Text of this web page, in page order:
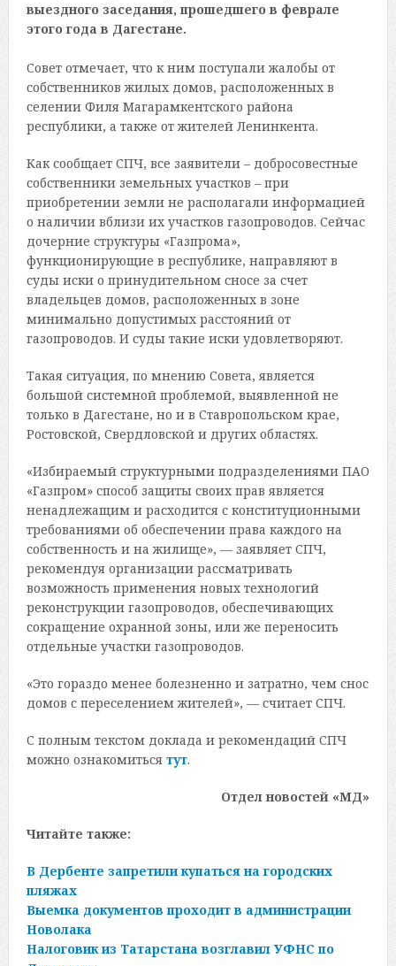
выездного заседания, прошедшего в феврале
этого года в Дагестане.
Совет отмечает, что к ним поступали жалобы от
собственников жилых домов, расположенных в
селении Филя Магарамкентского района
республики, а также от жителей Ленинкента.
Как сообщает СПЧ, все заявители – добросовестные
собственники земельных участков – при
приобретении земли не располагали информацией
о наличии вблизи их участков газопроводов. Сейчас
дочерние структуры «Газпрома»,
функционирующие в республике, направляют в
суды иски о принудительном сносе за счет
владельцев домов, расположенных в зоне
минимально допустимых расстояний от
газопроводов. И суды такие иски удовлетворяют.
Такая ситуация, по мнению Совета, является
большой системной проблемой, выявленной не
только в Дагестане, но и в Ставропольском крае,
Ростовской, Свердловской и других областях.
«Избираемый структурными подразделениями ПАО
«Газпром» способ защиты своих прав является
ненадлежащим и расходится с конституционными
требованиями об обеспечении права каждого на
собственность и на жилище», — заявляет СПЧ,
рекомендуя организации рассматривать
возможность применения новых технологий
реконструкции газопроводов, обеспечивающих
сокращение охранной зоны, или же переносить
отдельные участки газопроводов.
«Это гораздо менее болезненно и затратно, чем снос
домов с переселением жителей», — считает СПЧ.
С полным текстом доклада и рекомендаций СПЧ
можно ознакомиться тут.
Отдел новостей «МД»
Читайте также:
В Дербенте запретили купаться на городских
пляжах
Выемка документов проходит в администрации
Новолака
Налоговик из Татарстана возглавил УФНС по